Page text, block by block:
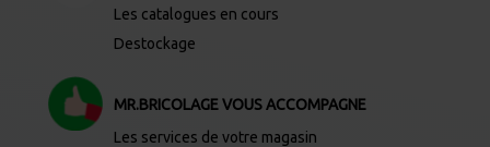
Les catalogues en cours
Destockage
MR.BRICOLAGE VOUS ACCOMPAGNE
Les services de votre magasin